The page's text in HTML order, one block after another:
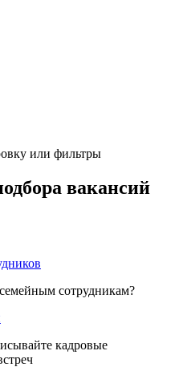
или фильтры
вакансий
сотрудникам?
кадровые